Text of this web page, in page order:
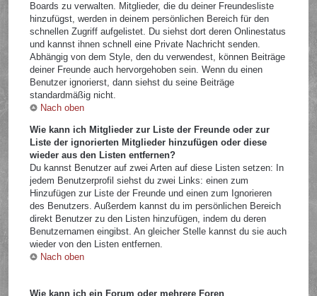
Boards zu verwalten. Mitglieder, die du deiner Freundesliste
hinzufügst, werden in deinem persönlichen Bereich für den
schnellen Zugriff aufgelistet. Du siehst dort deren Onlinestatus
und kannst ihnen schnell eine Private Nachricht senden.
Abhängig von dem Style, den du verwendest, können Beiträge
deiner Freunde auch hervorgehoben sein. Wenn du einen
Benutzer ignorierst, dann siehst du seine Beiträge
standardmäßig nicht.
Nach oben
Wie kann ich Mitglieder zur Liste der Freunde oder zur
Liste der ignorierten Mitglieder hinzufügen oder diese
wieder aus den Listen entfernen?
Du kannst Benutzer auf zwei Arten auf diese Listen setzen: In
jedem Benutzerprofil siehst du zwei Links: einen zum
Hinzufügen zur Liste der Freunde und einen zum Ignorieren
des Benutzers. Außerdem kannst du im persönlichen Bereich
direkt Benutzer zu den Listen hinzufügen, indem du deren
Benutzernamen eingibst. An gleicher Stelle kannst du sie auch
wieder von den Listen entfernen.
Nach oben
Wie kann ich ein Forum oder mehrere Foren